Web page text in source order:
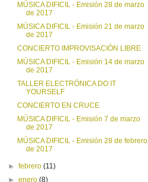
MÚSICA DIFICIL - Emisión 28 de marzo
de 2017
MÚSICA DIFICIL - Emisión 21 de marzo
de 2017
CONCIERTO IMPROVISACIÓN LIBRE
MÚSICA DIFICIL - Emisión 14 de marzo
de 2017
TALLER ELECTRÓNICA DO IT
YOURSELF
CONCIERTO EN CRUCE
MÚSICA DIFICIL - Emisión 7 de marzo
de 2017
MÚSICA DIFICIL - Emisión 28 de febrero
de 2017
►febrero(11)
►enero(8)